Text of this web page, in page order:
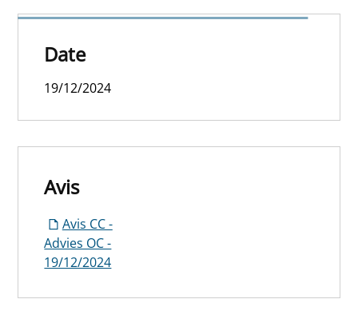
Date
19/12/2024
Avis
Avis CC -
Advies OC -
19/12/2024